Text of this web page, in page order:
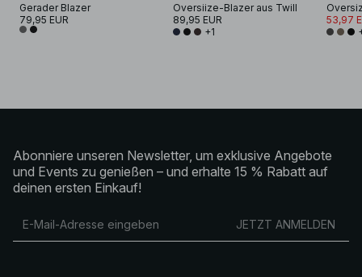
Gerader Blazer
79,95 EUR
Oversiize-Blazer aus Twill
89,95 EUR
+1
53,97
Abonniere unseren Newsletter, um exklusive Angebote
und Events zu genießen – und erhalte 15 % Rabatt auf
deinen ersten Einkauf!
JETZT ANMELDEN